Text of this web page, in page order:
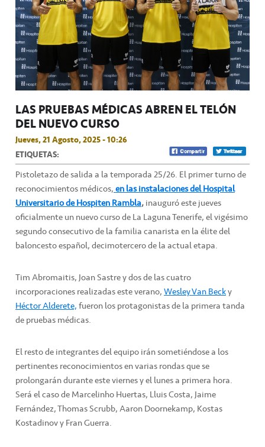
LAS PRUEBAS MÉDICAS ABREN EL TELÓN
DEL NUEVO CURSO
Jueves, 21 Agosto, 2025 - 10:26
ETIQUETAS:
Pistoletazo de salida a la temporada 25/26. El primer turno de
reconocimientos médicos,en las instalaciones del Hospital
Universitario de Hospiten Rambla,inauguró este jueves
oficialmente un nuevo curso de La Laguna Tenerife, el vigésimo
segundo consecutivo de la familia canarista en la élite del
baloncesto español, decimotercero de la actual etapa.
Tim Abromaitis, Joan Sastre y dos de las cuatro
incorporaciones realizadas este verano,Wesley Van Becky
Héctor Alderete,fueron los protagonistas de la primera tanda
de pruebas médicas.
El resto de integrantes del equipo irán sometiéndose a los
pertinentes reconocimientos en varias rondas que se
prolongarán durante este viernes y el lunes a primera hora.
Será el caso de Marcelinho Huertas, Lluis Costa, Jaime
Fernández, Thomas Scrubb, Aaron Doornekamp, Kostas
Kostadinov y Fran Guerra.